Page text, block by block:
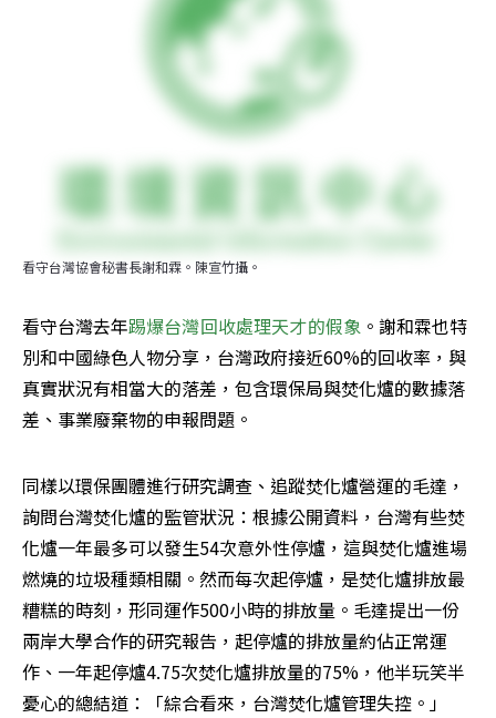
看守台灣協會秘書長謝和霖。陳宣竹攝。
看守台灣去年踢爆台灣回收處理天才的假象 。謝和霖也特
別和中國綠色人物分享，台灣政府接近60%的回收率，與
真實狀況有相當大的落差，包含環保局與焚化爐的數據落
差、事業廢棄物的申報問題。
同樣以環保團體進行研究調查、追蹤焚化爐營運的毛達，
詢問台灣焚化爐的監管狀況：根據公開資料，台灣有些焚
化爐一年最多可以發生54次意外性停爐，這與焚化爐進場
燃燒的垃圾種類相關。然而每次起停爐，是焚化爐排放最
糟糕的時刻，形同運作500小時的排放量。毛達提出一份
兩岸大學合作的研究報告，起停爐的排放量約佔正常運
作、一年起停爐4.75次焚化爐排放量的75%，他半玩笑半
憂心的總結道：「綜合看來，台灣焚化爐管理失控。」